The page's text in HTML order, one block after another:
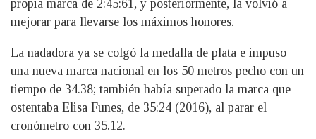
propia marca de 2:45:61, y posteriormente, la volvió a
mejorar para llevarse los máximos honores.
La nadadora ya se colgó la medalla de plata e impuso
una nueva marca nacional en los 50 metros pecho con un
tiempo de 34.38; también había superado la marca que
ostentaba Elisa Funes, de 35:24 (2016), al parar el
cronómetro con 35.12.